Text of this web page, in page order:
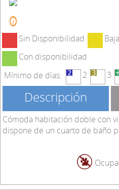
Sin Disponibilidad
Con disponibilidad
Mínimo de días:
2 3
Descripción
Cómoda habitación doble con
dispone de un cuarto de baño